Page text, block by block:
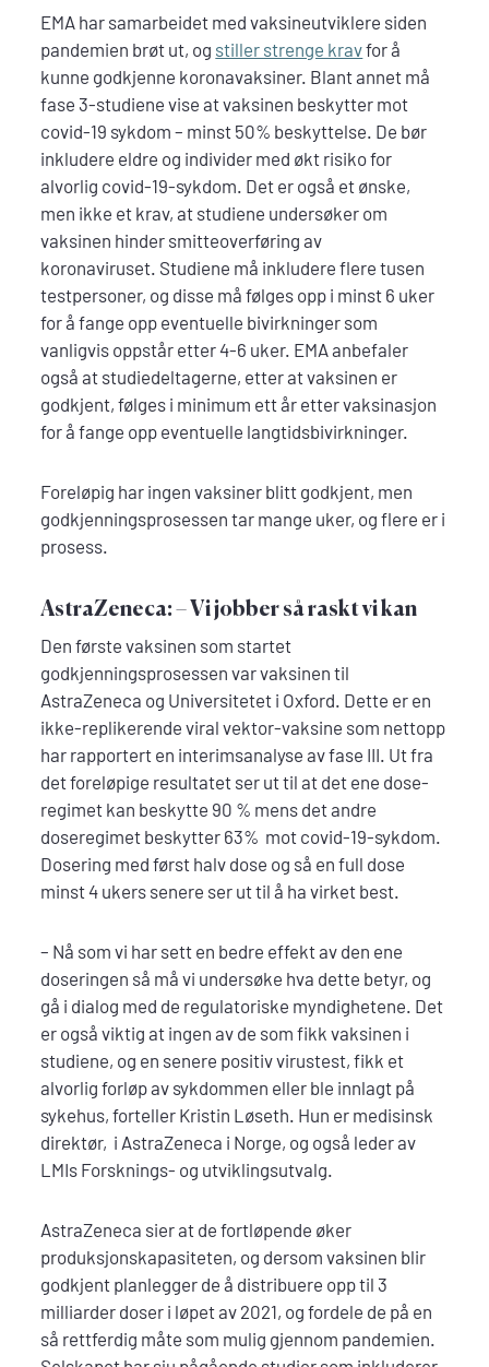
EMA har samarbeidet med vaksineutviklere siden
pandemien brøt ut, og stiller strenge kravfor å
kunne godkjenne koronavaksiner. Blant annet må
fase 3-studiene vise at vaksinen beskytter mot
covid-19 sykdom – minst 50% beskyttelse. De bør
inkludere eldre og individer med økt risiko for
alvorlig covid-19-sykdom. Det er også et ønske,
men ikke et krav, at studiene undersøker om
vaksinen hinder smitteoverføring av
koronaviruset. Studiene må inkludere flere tusen
testpersoner, og disse må følges opp i minst 6 uker
for å fange opp eventuelle bivirkninger som
vanligvis oppstår etter 4-6 uker. EMA anbefaler
også at studiedeltagerne, etter at vaksinen er
godkjent, følges i minimum ett år etter vaksinasjon
for å fange opp eventuelle langtidsbivirkninger.
Foreløpig har ingen vaksiner blitt godkjent, men
godkjenningsprosessen tar mange uker, og flere er i
prosess.
AstraZeneca: – Vi jobber så raskt vi kan
Den første vaksinen som startet
godkjenningsprosessen var vaksinen til
AstraZeneca og Universitetet i Oxford. Dette er en
ikke-replikerende viral vektor-vaksine som nettopp
har rapportert en interimsanalyse av fase III. Ut fra
det foreløpige resultatet ser ut til at det ene dose-
regimet kan beskytte 90 % mens det andre
doseregimet beskytter 63% mot covid-19-sykdom.
Dosering med først halv dose og så en full dose
minst 4 ukers senere ser ut til å ha virket best.
– Nå som vi har sett en bedre effekt av den ene
doseringen så må vi undersøke hva dette betyr, og
gå i dialog med de regulatoriske myndighetene. Det
er også viktig at ingen av de som fikk vaksinen i
studiene, og en senere positiv virustest, fikk et
alvorlig forløp av sykdommen eller ble innlagt på
sykehus, forteller Kristin Løseth. Hun er medisinsk
direktør, i AstraZeneca i Norge, og også leder av
LMIs Forsknings- og utviklingsutvalg.
AstraZeneca sier at de fortløpende øker
produksjonskapasiteten, og dersom vaksinen blir
godkjent planlegger de å distribuere opp til 3
milliarder doser i løpet av 2021, og fordele de på en
så rettferdig måte som mulig gjennom pandemien.